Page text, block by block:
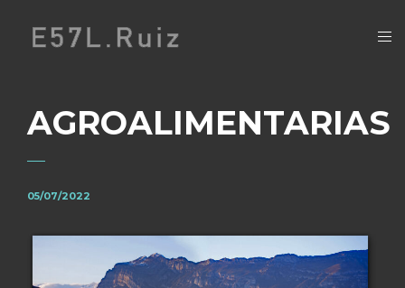
AGROALIMENTARIAS
05/07/2022